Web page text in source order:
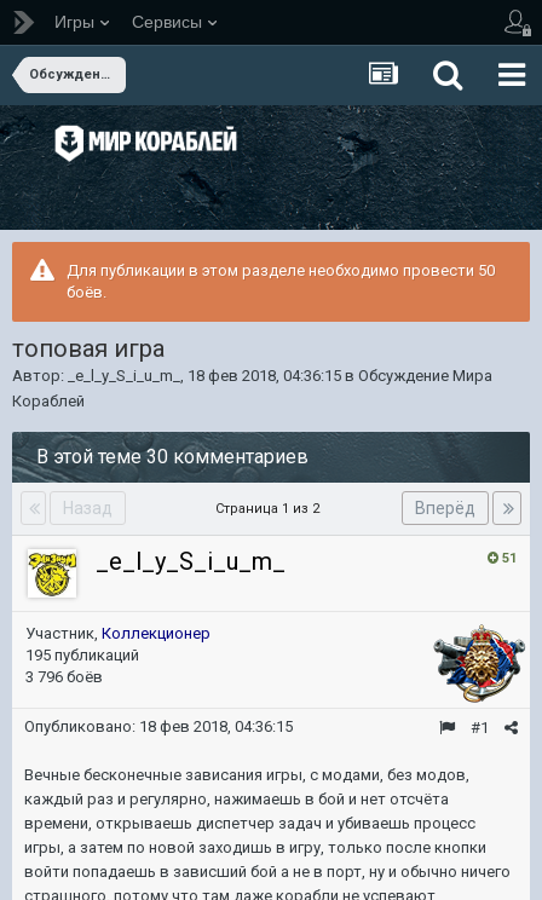
Игры Сервисы
Обсуждение Мира Кораблей
Для публикации в этом разделе необходимо провести 50
боёв.
топовая игра
Автор: _e_l_y_S_i_u_m_ , 18 фев 2018, 04:36:15 в Обсуждение Мира
Кораблей
В этой теме 30 комментариев
Назад Вперёд
Страница 1 из 2
51
_e_l_y_S_i_u_m_
Участник, Коллекционер
195 публикаций
3 796 боёв
#1
Опубликовано: 18 фев 2018, 04:36:15
Вечные бесконечные зависания игры, с модами, без модов,
каждый раз и регулярно, нажимаешь в бой и нет отсчёта
времени, открываешь диспетчер задач и убиваешь процесс
игры, а затем по новой заходишь в игру, только после кнопки
войти попадаешь в зависший бой а не в порт, ну и обычно ничего
страшного, потому что там даже корабли не успевают